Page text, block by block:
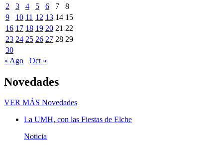
2
3 4 5 6 7
8
9
10 11 12 13 14 15
16 17 18 19 20 21 22
23 24 25 26 27 28 29
30
« Ago
Oct »
Novedades
VER MÁS Novedades
La UMH, con las Fiestas de Elche
Noticia